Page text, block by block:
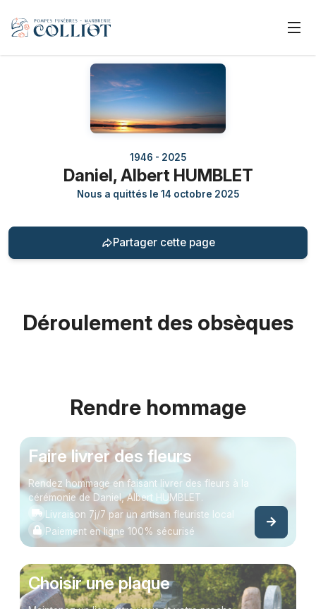
1946 - 2025
Daniel, Albert HUMBLET
Nous a quittés le 14 octobre 2025
Partager cette page
Déroulement des obsèques
Rendre hommage
Faire livrer des fleurs
Rendez hommage en faisant livrer des fleurs à la
cérémonie de Daniel, Albert HUMBLET.
Livraison 7j/7 par un artisan fleuriste local
Paiement en ligne 100% sécurisé
Choisir une plaque